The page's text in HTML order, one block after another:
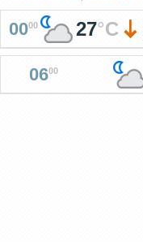
0000 27°C
0600